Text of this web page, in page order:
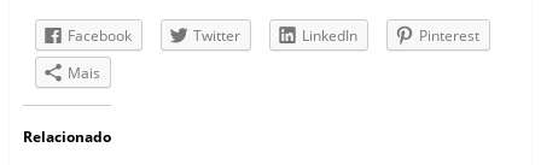
Facebook Twitter LinkedIn
Pinterest
Mais
Relacionado